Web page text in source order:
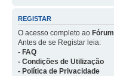
REGISTAR
O acesso completo ao Fórum
Antes de se Registar leia:
- FAQ
- Condições de Utilização
- Política de Privacidade